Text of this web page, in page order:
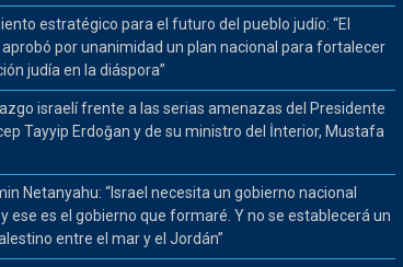
estratégico para el futuro del pueblo judío: “El
por unanimidad un plan nacional para fortalecer
judía en la diáspora”
israelí frente a las serias amenazas del Presidente
Tayyip Erdoğan y de su ministro del İnterior, Mustafa
Netanyahu: “Israel necesita un gobierno nacional
ese es el gobierno que formaré. Y no se establecerá un
entre el mar y el Jordán”